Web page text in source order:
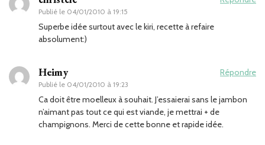
Publié le 04/01/2010 à 19:15
Superbe idée surtout avec le kiri, recette à refaire
absolument:)
Heimy
Publié le 04/01/2010 à 19:23
Répondre
Ca doit être moelleux à souhait. J’essaierai sans le jambon
n’aimant pas tout ce qui est viande, je mettrai + de
champignons. Merci de cette bonne et rapide idée.